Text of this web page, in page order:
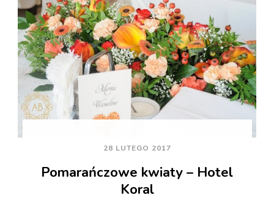
28 LUTEGO 2017
Pomarańczowe kwiaty – Hotel
Koral